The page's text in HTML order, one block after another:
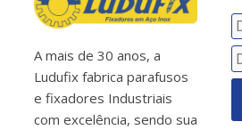
A mais de 30 anos, a
Ludufix fabrica parafusos
e fixadores Industriais
com excelência, sendo sua